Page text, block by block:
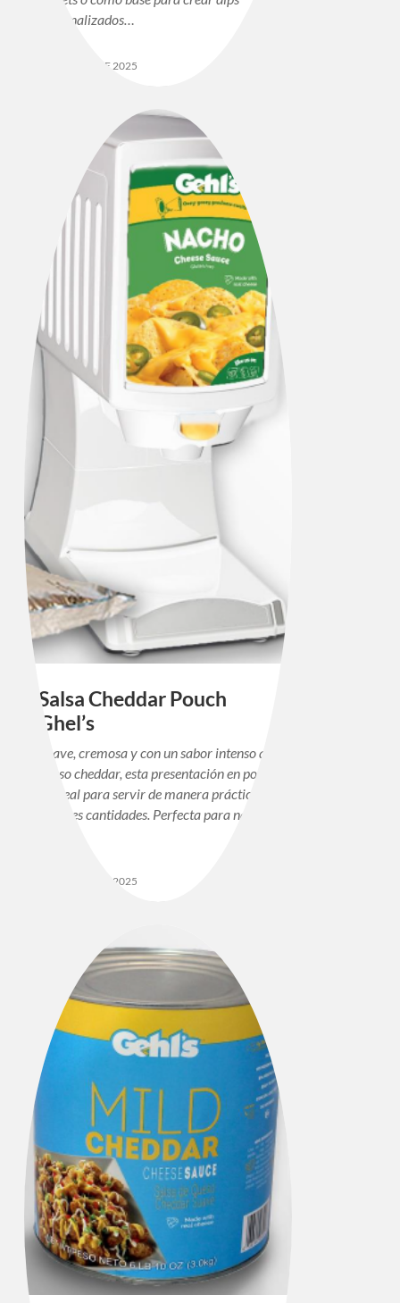
personalizados…
9 DE MAYO DE 2025
Salsa Cheddar Pouch
Ghel’s
Suave, cremosa y con un sabor intenso a
queso cheddar, esta presentación en pouch
es ideal para servir de manera práctica en
grandes cantidades. Perfecta para nachos,
9 DE MAYO DE 2025